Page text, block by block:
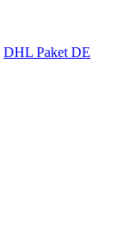
DHL Paket DE